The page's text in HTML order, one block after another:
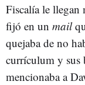
Fiscalía le llegan
fijó en un mail
quejaba de no
currículum y sus
mencionaba a